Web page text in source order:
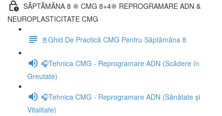
SĂPTĂMÂNA 8 ❊ CMG 8+4❊ REPROGRAMARE ADN &
NEUROPLASTICITATE CMG
📓Ghid De Practică CMG Pentru Săptămâna 8
🎧Tehnica CMG - Reprogramare ADN (Scădere în
Greutate)
🎧Tehnica CMG - Reprogramare ADN (Sănătate și
Vitalitate)